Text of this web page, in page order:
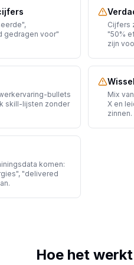
gedragen voor"
Cijfers
"50%
zijn
bullets
skill-lijsten zonder
Mix
X en
zinnen.
komen:
"delivered
Hoe het werkt